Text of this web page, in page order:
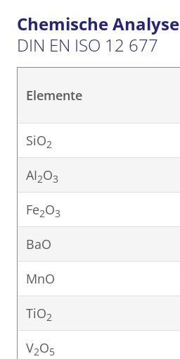
Chemische Analyse
DIN EN ISO 12 677
Elemente
SiO2
AI2O3
Fe2O3
BaO
MnO
TiO2
V2O5